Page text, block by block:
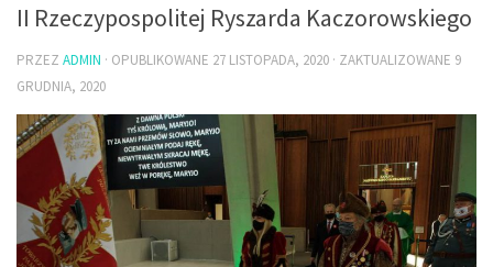
II Rzeczypospolitej Ryszarda Kaczorowskiego
PRZEZ ADMIN · OPUBLIKOWANE 27 LISTOPADA, 2020 · ZAKTUALIZOWANE 9
GRUDNIA, 2020